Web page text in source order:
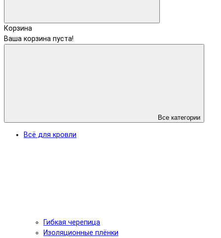
Корзина
Ваша корзина пуста!
Все категории
Всё для кровли
Гибкая черепица
Изоляционные плёнки